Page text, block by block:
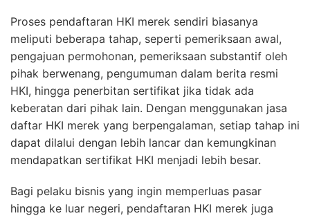
Proses pendaftaran HKI merek sendiri biasanya
meliputi beberapa tahap, seperti pemeriksaan awal,
pengajuan permohonan, pemeriksaan substantif oleh
pihak berwenang, pengumuman dalam berita resmi
HKI, hingga penerbitan sertifikat jika tidak ada
keberatan dari pihak lain. Dengan menggunakan jasa
daftar HKI merek yang berpengalaman, setiap tahap ini
dapat dilalui dengan lebih lancar dan kemungkinan
mendapatkan sertifikat HKI menjadi lebih besar.
Bagi pelaku bisnis yang ingin memperluas pasar
hingga ke luar negeri, pendaftaran HKI merek juga